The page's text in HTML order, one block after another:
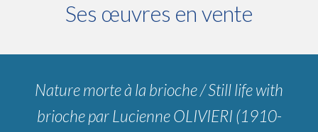
Ses œuvres en vente
Nature morte à la brioche / Still life with
briochepar Lucienne OLIVIERI (1910-